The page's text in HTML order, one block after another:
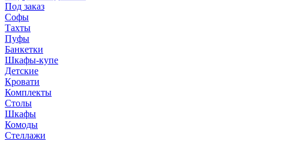
Под заказ
Софы
Тахты
Пуфы
Банкетки
Шкафы-купе
Детские
Кровати
Комплекты
Столы
Шкафы
Комоды
Стеллажи